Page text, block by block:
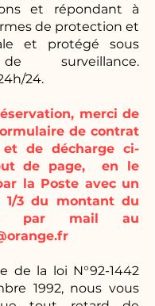
et répondant à
de protection et
et protégé sous
surveillance.
24.
merci de
de contrat
de décharge ci-
de page, en le
la Poste avec un
1/3 du montant du
par mail au
de la loi N°92-1442
1992, nous vous